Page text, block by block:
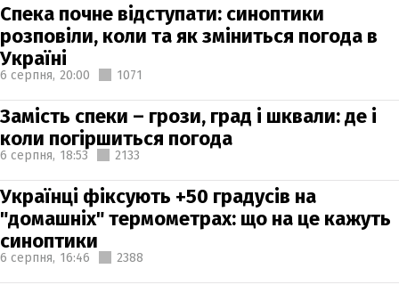
Спека почне відступати: синоптики
розповіли, коли та як зміниться погода в
Україні
6 серпня, 20:00 1071
Замість спеки – грози, град і шквали: де і
коли погіршиться погода
6 серпня, 18:53 2133
Українці фіксують +50 градусів на
"домашніх" термометрах: що на це кажуть
синоптики
6 серпня, 16:46 2388